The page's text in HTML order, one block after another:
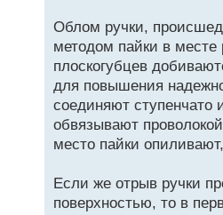
Облом ручки,
методом пайки в
плоскогубцев
для повышения
соединяют ступенчато
обвязывают
место пайки
Если же отрыв ручки
поверхностью, то в